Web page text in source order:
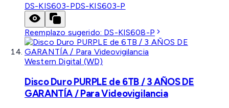
DS-KIS603-PDS-KIS603-P
Reemplazo sugerido: DS-KIS608-P
Western Digital (WD)
Disco Duro PURPLE de 6TB / 3 AÑOS DE
GARANTÍA / Para Videovigilancia